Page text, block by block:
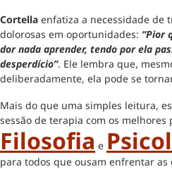
Cortella enfatiza a necessidade de
dolorosas em oportunidades: “Pior
dor nada aprender, tendo por ela
desperdício”. Ele lembra que,
deliberadamente, ela pode se
Mais do que uma simples leitura,
sessão de terapia com os melhores
Filosofia e
para todos que ousam enfrentar as